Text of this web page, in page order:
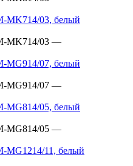
MK714/03, белый
MK714/03 —
MG914/07, белый
MG914/07 —
MG814/05, белый
MG814/05 —
MG1214/11, белый